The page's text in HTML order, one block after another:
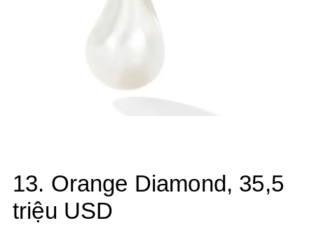
13. Orange Diamond, 35,5
triệu USD